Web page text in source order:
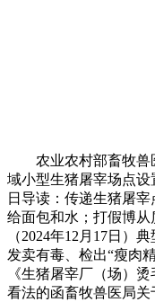
农业农村部畜牧兽
域小型生猪屠宰场点
日导读：传递生猪屠
给面包和水；打假博
（2024年12月17日）
发卖有毒、检出“瘦肉
《生猪屠宰厂（场）
看法的函畜牧兽医局